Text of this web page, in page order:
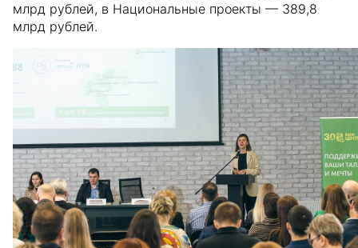
млрд рублей, в Национальные проекты — 389,8
млрд рублей.